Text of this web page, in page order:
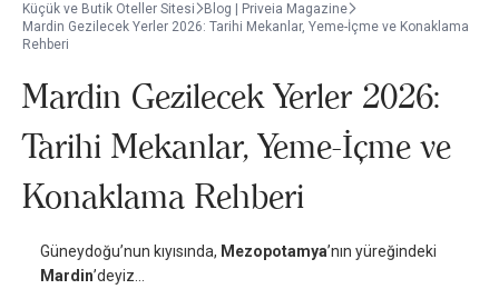
Küçük ve Butik Oteller Sitesi
Blog | Priveia Magazine
Mardin Gezilecek Yerler 2026: Tarihi Mekanlar, Yeme-İçme ve Konaklama
Rehberi
Mardin Gezilecek Yerler 2026:
Tarihi Mekanlar, Yeme-İçme ve
Konaklama Rehberi
Güneydoğu’nun kıyısında, Mezopotamya’nın yüreğindeki
Mardin’deyiz…